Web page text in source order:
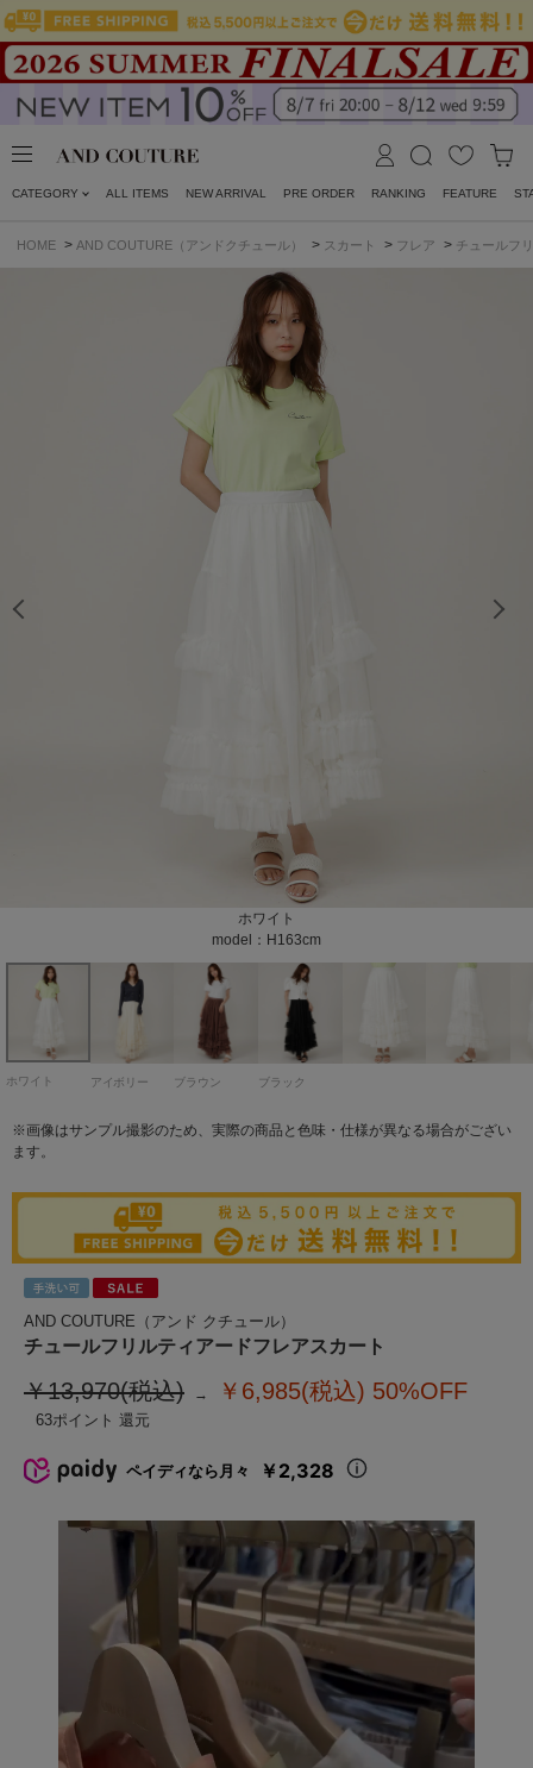
CATEGORY ALL ITEMS NEW ARRIVAL PRE ORDER RANKING FEATURE
HOME > AND COUTURE（アンドクチュール） > スカート > フレア > チュールフ
ホワイト
model：H163cm
アイボリー
model：H163cm
ブラウン
model：H163cm
ブラック
model：H163cm
model：H163cm color：ホワイト
model：H163cm color：ホワイト
model：H163cm color：ホワイト
model：H163cm color：ホワイト
model：H163cm color：アイボリー
model：H163cm color：アイボリー
model：H163cm color：アイボリー
color：アイボリー
color：アイボリー
color：アイボリー
model：H163cm color：ブラウン
model：H163cm color：ブラウン
model：H163cm color：ブラウン
color：ブラウン
color：ブラウン
model：H163cm color：ブラウン
model：H163cm color：ブラック
model：H163cm color：ブラック
model：H163cm color：ブラック
color：ブラック
color：ブラック
model：H163cm color：ブラック
ホワイト アイボリー ブラウン ブラック
※画像はサンプル撮影のため、実際の商品と色味・仕様が異なる場合がござい
ます。
AND COUTURE（アンド クチュール）
チュールフリルティアードフレアスカート
￥13,970(税込) ￥6,985(税込) 50%OFF
63
ペイディなら月々 ￥2,328